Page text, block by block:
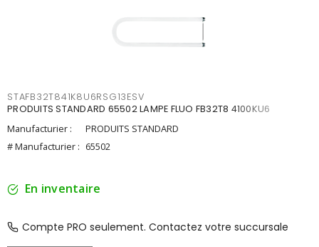
STAFB32T841K8U6RSG13ESV
PRODUITS STANDARD 65502 LAMPE FLUO FB32T8 4100KU6
Manufacturier :
PRODUITS STANDARD
# Manufacturier : 65502
En inventaire
Compte PRO seulement. Contactez votre succursale